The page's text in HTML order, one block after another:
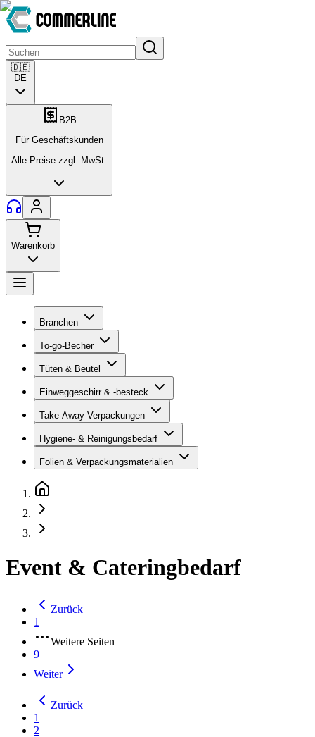
🇩🇪
DE
B2B
Für Geschäftskunden
Alle Preise zzgl. MwSt.
Warenkorb
Branchen
To-go-Becher
Tüten & Beutel
Einweggeschirr & -besteck
Take-Away Verpackungen
Hygiene- & Reinigungsbedarf
Folien & Verpackungsmaterialien
Event & Cateringbedarf
Zurück
1
Weitere Seiten
9
Weiter
Zurück
1
2